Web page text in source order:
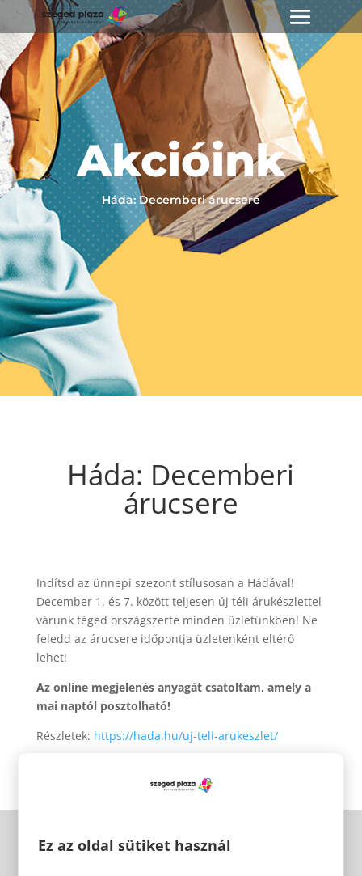
Akcióink
Háda: Decemberi árucsere
Háda: Decemberi
árucsere
Indítsd az ünnepi szezont stílusosan a Hádával!
December 1. és 7. között teljesen új téli árukészlettel
várunk téged országszerte minden üzletünkben! Ne
feledd az árucsere időpontja üzletenként eltérő
lehet!
Az online megjelenés anyagát csatoltam, amely a
mai naptól posztolható!
Részletek: https://hada.hu/uj-teli-arukeszlet/
Ez az oldal sütiket használ